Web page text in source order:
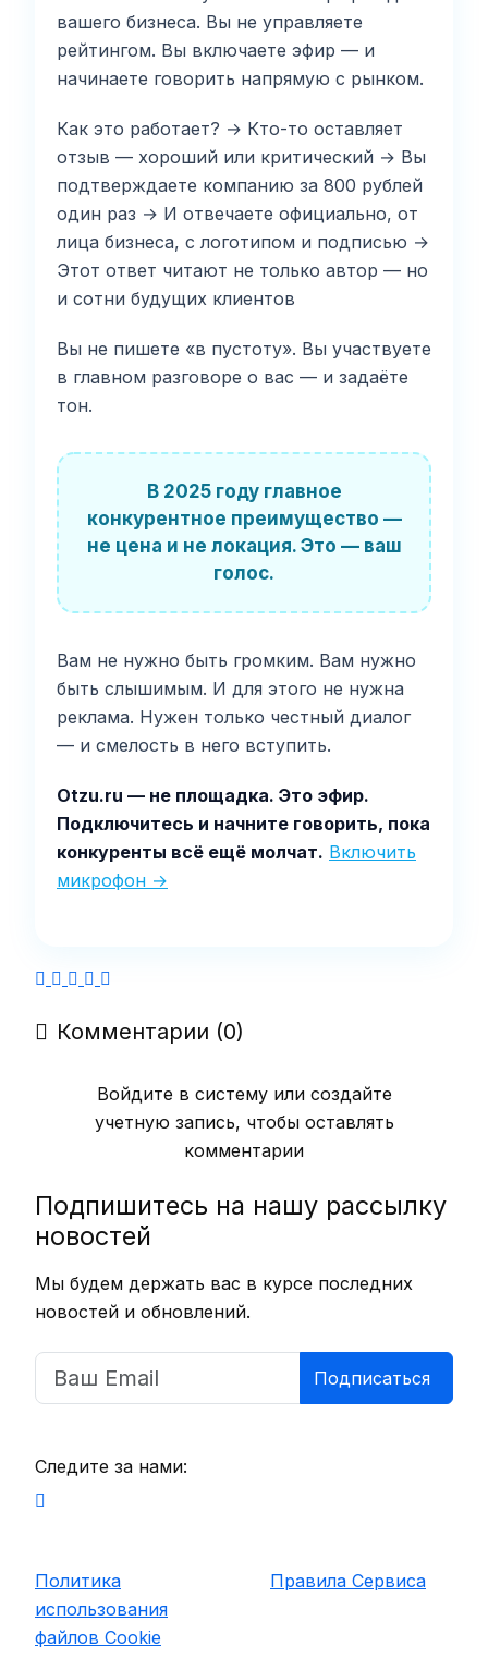
вашего бизнеса. Вы не управляете
рейтингом. Вы включаете эфир — и
начинаете говорить напрямую с рынком.
Как это работает? → Кто-то оставляет
отзыв — хороший или критический → Вы
подтверждаете компанию за 800 рублей
один раз → И отвечаете официально, от
лица бизнеса, с логотипом и подписью →
Этот ответ читают не только автор — но
и сотни будущих клиентов
Вы не пишете «в пустоту». Вы участвуете
в главном разговоре о вас — и задаёте
тон.
В 2025 году главное
конкурентное преимущество —
не цена и не локация. Это — ваш
голос.
Вам не нужно быть громким. Вам нужно
быть слышимым. И для этого не нужна
реклама. Нужен только честный диалог
— и смелость в него вступить.
Otzu.ru — не площадка. Это эфир.
Подключитесь и начните говорить, пока
конкуренты всё ещё молчат. Включить
микрофон →
Комментарии (0)
Войдите в систему или создайте
учетную запись, чтобы оставлять
комментарии
Подпишитесь на нашу рассылку
новостей
Мы будем держать вас в курсе последних
новостей и обновлений.
Подписаться
Следите за нами:
Политика
использования
файлов Cookie
Правила Сервиса